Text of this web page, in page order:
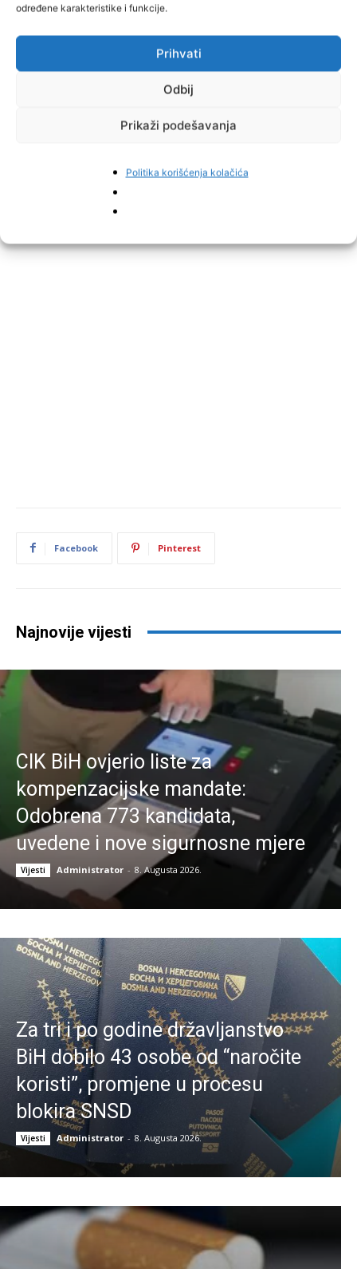
određene karakteristike i funkcije.
Prihvati
Odbij
Prikaži podešavanja
Politika korišćenja kolačića
da li su im barem dozvolili da sviraju dok su čekali, na šta je
pjevačica uz osmijeh odgovorila da im je jedino preostalo čekanje,
Facebook Pinterest
Najnovije vijesti
CIK BiH ovjerio liste za
kompenzacijske mandate:
Odobrena 773 kandidata,
uvedene i nove sigurnosne mjere
Vijesti Administrator - 8. Augusta 2026.
Za tri i po godine državljanstvo
BiH dobilo 43 osobe od “naročite
koristi”, promjene u procesu
blokira SNSD
Vijesti Administrator - 8. Augusta 2026.